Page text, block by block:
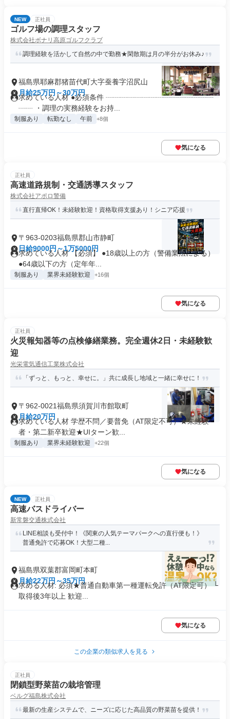
NEW 正社員
ゴルフ場の調理スタッフ
株式会社ボナリ高原ゴルフクラブ
調理経験を活かして自然の中で勤務★閑散期は月の半分がお休み♪
福島県耶麻郡猪苗代町大字蚕養字沼尻山
月給25万円～30万円
求めている人材 ●必須条件 ┈┈┈┈┈┈┈┈┈┈┈┈┈┈┈
┈┈ ・調理の実務経験をお持...
制服あり 転勤なし 午前 +8個
気になる
正社員
高速道路規制・交通誘導スタッフ
株式会社アポロ警備
直行直帰OK！未経験歓迎！資格取得支援あり！シニア応援
〒963-0203福島県郡山市静町
日給9000円～1万5000円
求めている人材 【必須】 ●18歳以上の方（警備業法による）
●64歳以下の方（定年年...
制服あり 業界未経験歓迎 +16個
気になる
正社員
火災報知器等の点検修繕業務。完全週休2日・未経験歓
迎
光栄電気通信工業株式会社
「ずっと、もっと、幸せに。」共に成長し地域と一緒に幸せに！
〒962-0021福島県須賀川市館取町
月給20万円
求めている人材 学歴不問／要普免（AT限定不可）★未経験
者・第二新卒歓迎★UIターン歓...
制服あり 業界未経験歓迎 +22個
気になる
NEW 正社員
高速バスドライバー
新常磐交通株式会社
LINE相談も受付中！《関東の人気テーマパークへの直行便も！》
普通免許で応募OK！大型二種...
福島県双葉郡富岡町本町
月給22万円～35万円
求める人材: 必須★普通自動車第一種運転免許（AT限定可） └
取得後3年以上 歓迎...
気になる
この企業の類似求人を見る
正社員
閉鎖型野菜苗の栽培管理
ベルグ福島株式会社
最新の生産システムで、ニーズに応じた高品質の野菜苗を提供！